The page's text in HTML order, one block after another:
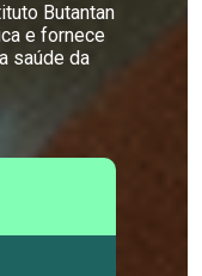
Butantan
e fornece
saúde da